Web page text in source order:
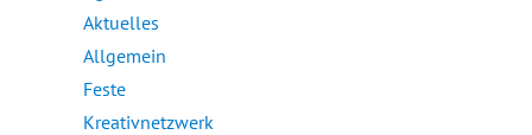
Aktuelles
Allgemein
Feste
Kreativnetzwerk